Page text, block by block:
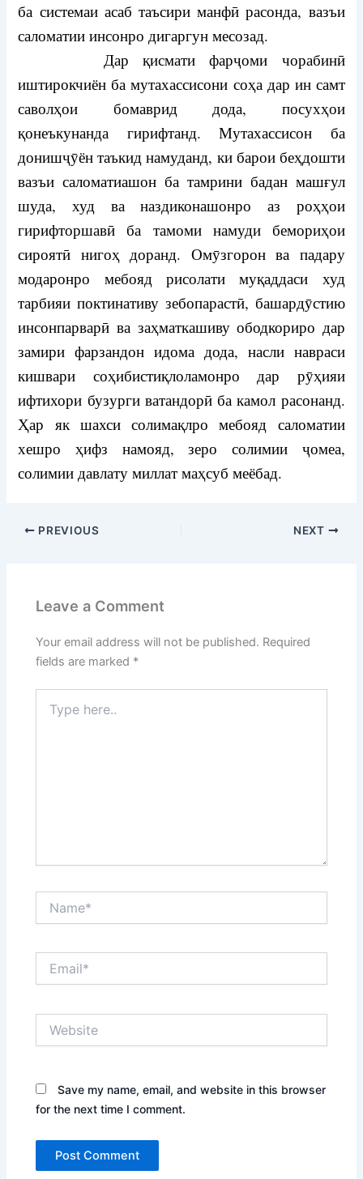
ба системаи асаб таъсири манфӣ расонда, вазъи
саломатии инсонро дигаргун месозад.
Дар қисмати фарҷоми чорабинӣ
иштирокчиён ба мутахассисони соҳа дар ин самт
саволҳои бомаврид дода, посухҳои
қонеъкунанда гирифтанд. Мутахассисон ба
донишҷӯён таъкид намуданд, ки барои беҳдошти
вазъи саломатиашон ба тамрини бадан машғул
шуда, худ ва наздиконашонро аз роҳҳои
гирифторшавӣ ба тамоми намуди бемориҳои
сироятӣ нигоҳ доранд. Омӯзгорон ва падару
модаронро мебояд рисолати муқаддаси худ
тарбияи поктинативу зебопарастӣ, башардӯстию
инсонпарварӣ ва заҳматкашиву ободкориро дар
замири фарзандон идома дода, насли навраси
кишвари соҳибистиқлоламонро дар рӯҳияи
ифтихори бузурги ватандорӣ ба камол расонанд.
Ҳар як шахси солимақлро мебояд саломатии
хешро ҳифз намояд, зеро солимии ҷомеа,
солимии давлату миллат маҳсуб меёбад.
PREVIOUS NEXT
Leave a Comment
Your email address will not be published. Required
fields are marked *
here..
Save my name, email, and website in this browser
for the next time I comment.